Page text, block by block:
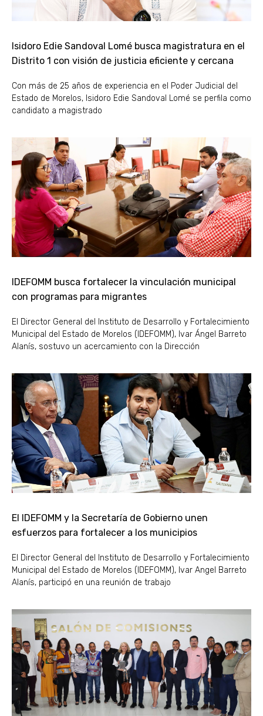
Isidoro Edie Sandoval Lomé busca magistratura en el
Distrito 1 con visión de justicia eficiente y cercana
Con más de 25 años de experiencia en el Poder Judicial del
Estado de Morelos, Isidoro Edie Sandoval Lomé se perfila como
candidato a magistrado
IDEFOMM busca fortalecer la vinculación municipal
con programas para migrantes
El Director General del Instituto de Desarrollo y Fortalecimiento
Municipal del Estado de Morelos (IDEFOMM), Ivar Ángel Barreto
Alanís, sostuvo un acercamiento con la Dirección
El IDEFOMM y la Secretaría de Gobierno unen
esfuerzos para fortalecer a los municipios
El Director General del Instituto de Desarrollo y Fortalecimiento
Municipal del Estado de Morelos (IDEFOMM), Ivar Angel Barreto
Alanís, participó en una reunión de trabajo